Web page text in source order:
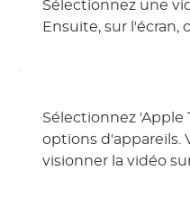
Sélectionnez une
Ensuite, sur l'écran,
Sélectionnez 'Apple
options d'appareils.
visionner la vidéo